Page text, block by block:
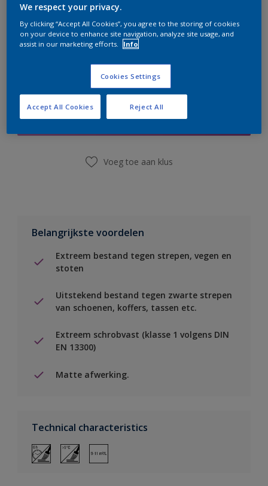
er hard aan om de voorraad aan te vullen.
Boodschappenlijst
Vind een winkel
Voeg toe aan klus
Belangrijkste voordelen
Extreem bestand tegen strepen, vegen en
stoten
Uitstekend bestand tegen zwarte strepen
van schoenen, koffers, tassen etc.
Extreem schrobvast (klasse 1 volgens DIN
EN 13300)
Matte afwerking.
Technical characteristics
We respect your privacy.
By clicking “Accept All Cookies”, you agree to the storing of cookies
on your device to enhance site navigation, analyze site usage, and
assist in our marketing efforts.
Info
Cookies Settings
Reject All
Accept All Cookies